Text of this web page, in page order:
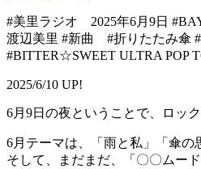
#美里ラジオ 2025年6月9日
渡辺美里 #新曲 #折りたたみ傘
#BITTER☆SWEET ULTRA POP
2025/6/10 UP!
6月9日の夜ということで、ロッ
6月テーマは、「雨と私」「傘の
そして、まだまだ、「〇〇ムー